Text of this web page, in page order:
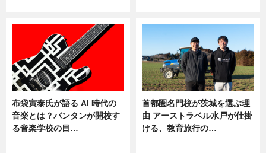
布袋寅泰氏が語る AI 時代の
音楽とは？バンタンが開校す
る音楽学校の目…
首都圏名門校が茨城を選ぶ理
由 アーストラベル水戸が仕掛
ける、教育旅行の…